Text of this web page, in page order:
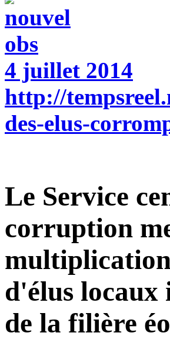
4 juillet 2014
http://
des-elus-
Le Service
corruption
d'élus locaux
de la filière